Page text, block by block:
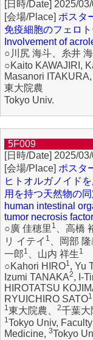
2025/
ポスタ
免疫細胞のフェロ
Involvement of
○川尻 海斗、糸井
○Kaito KAWAJIRI,
Masanori
東大院農
Tokyo Univ.
5F009
2025/
ポスタ
ヒトオルガノイド
用を持つ天然物の同
human intestinal
tumor necrosis factor
○廣 佳穂里 1 、高橋
リ イテイ 1 、岡部
一郎1 、山内 祥生1
○Kahori HIRO1, Yu
Izumi TANAKA2, I-
HIROTATSU
RYUICHIRO SATO1
1東大院農、 2千葉大
1Tokyo Univ,
Medicine, 3Tokyo